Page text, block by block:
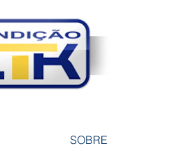
SOBRE